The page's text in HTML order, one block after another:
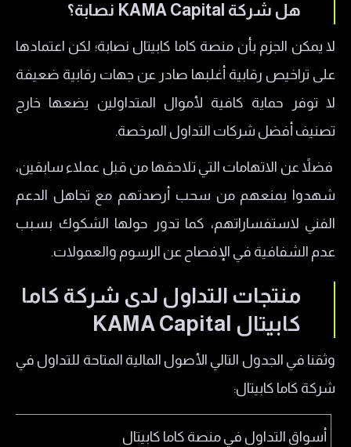
هل شركة KAMA Capital نصابة؟
​لا يمكن الجزم بأن منصة كاما كابيتال نصابة؛ لكن اعتمادها
على تراخيص رقابية أغلبها صادر عن جهات رقابية ضعيفة
لا توفر حماية كافية لأموال المتداولين يضعها خارج
تصنيف أفضل شركات التداول المرخصة.
فضلاً عن الاتهامات التي تلاحقها من قبل عملاء سابقين،
شهدوا بمنعهم من سحب أرصدتهم مع تجاهل الدعم
الفني لاستفساراتهم، كما تدور حولها الشكوك بسبب
عدم الشفافية في الإفصاح عن الرسوم والعمولات.
منتجات التداول لدى شركة كاما
كابيتال KAMA Capital
وثقنا في الجدول التالي الأصول المالية المتاحة للتداول في
شركة كاما كابيتال:
أسواق التداول في منصة كاما كابيتال